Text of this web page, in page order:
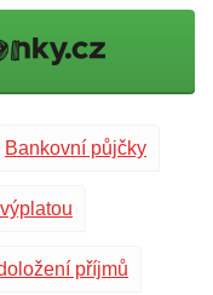
Bankovní půjčky
příjmů